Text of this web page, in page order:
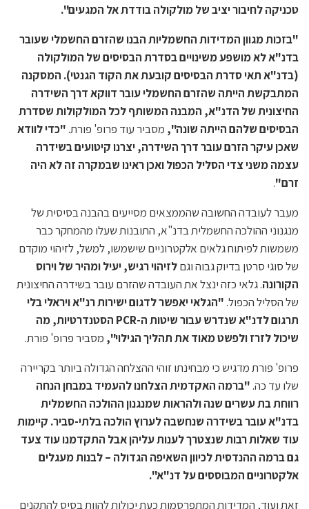
טכניקה לחיבור יציב של מולקולה בודדת אל המגעים".
"בזכות מגוון המדידות החשמליות הבנו שהזרם החשמלי שעובר
בדנ"א לא מושפע משינויים בסדרת הבסיסים של המולקולה
(בדנ"א תאי סדרת הבסיסים קובעת את הקוד הגנטי). המסקנה
המתבקשת הייתה שהזרם החשמלי עובר דווקא דרך השידרה
החיצונית של הדנ"א, המבנה המשותף לכל המולקולות שסדרת
הבסיסים שלהם הייתה שונה", מסביר עוד פרופ' פורת."כדי לוודא
שאכן עיקר הזרם עובר דרך השידרה, יצרנו קיטועים בשידרה
עצמה משני צדי הסליל הכפול ואכן ראינו שבמקרה זה לא היה
זרם".
מעבר לעובדה החשובה שהממצאים מסייעים בהבנה בסיסית של
מנגנוני ההולכה החשמלית בדנ"א, התובנות שעלו מהמחקר כבר
משמשות לפיתוח גלאים אלקטרוניים שישמשו, למשל, לזיהוי מוקדם
של סוגי סרטן בדיוק גבוה וגםלזיהוי רגיש, יעיל ומהיר של וירוס
הקורונה. גלאי כזה ינצל את העובדה שהזרם עובר בשידרה החיצונית
של הסליל הכפול."הגלאי יאפשר לדגום ישירות רנ"א ויראלי בלי
תרגום לדנ"א שנדרש עבור שיטות ה-PCR הסטנדרטיות,מה
שיכול לזרזולפשט מאוד את תהליך הגילוי", מסביר פרופ' פורת.
פרופ' פורת מדגיש כי מבחינתו זוהי ההצלחה הגדולה ביותר בקריירה
שלו עד כה."ברמה האקדמית הצלחנו להעמיד במבחן הנחה
רווחת בת עשרים שנה ולהראות שמנגנון ההולכה החשמלית
בדנ"א עובר בשידרה שנחשבה לערוץ הולכה בלתי-סביר. קיימות
עוד שאלות רבות שנצטרך לענות עליהן אבל התקדמנו עוד צעד
גם ברמה ההנדסית לכיוון השאיפה הגדולה – לבנות מעגלים
אלקטרוניים המבוססים על דנ"א".
זאת ועוד, המדידות המתפרסמות כעת יכולות להוות בסיס להתקנים